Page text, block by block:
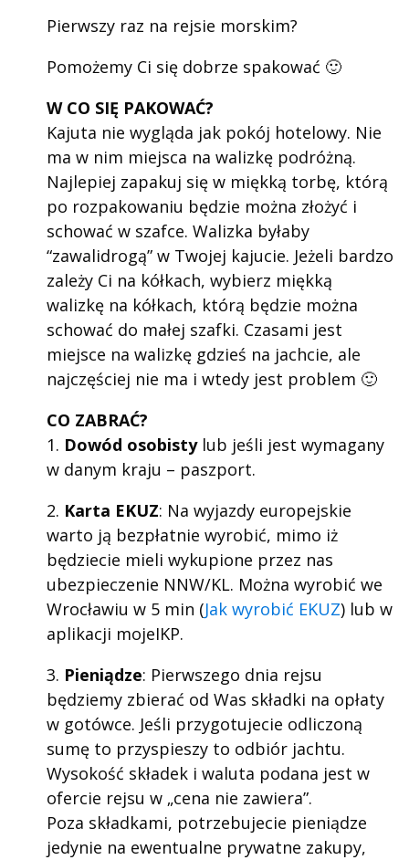
Pierwszy raz na rejsie morskim?
Pomożemy Ci się dobrze spakować 🙂
W CO SIĘ PAKOWAĆ?
Kajuta nie wygląda jak pokój hotelowy. Nie
ma w nim miejsca na walizkę podróżną.
Najlepiej zapakuj się w miękką torbę, którą
po rozpakowaniu będzie można złożyć i
schować w szafce. Walizka byłaby
“zawalidrogą” w Twojej kajucie. Jeżeli bardzo
zależy Ci na kółkach, wybierz miękką
walizkę na kółkach, którą będzie można
schować do małej szafki. Czasami jest
miejsce na walizkę gdzieś na jachcie, ale
najczęściej nie ma i wtedy jest problem 🙂
CO ZABRAĆ?
1. Dowód osobistylub jeśli jest wymagany
w danym kraju – paszport.
2. Karta EKUZ: Na wyjazdy europejskie
warto ją bezpłatnie wyrobić, mimo iż
będziecie mieli wykupione przez nas
ubezpieczenie NNW/KL. Można wyrobić we
Wrocławiu w 5 min (Jak wyrobić EKUZ) lub w
aplikacji mojeIKP.
3. Pieniądze: Pierwszego dnia rejsu
będziemy zbierać od Was składki na opłaty
w gotówce. Jeśli przygotujecie odliczoną
sumę to przyspieszy to odbiór jachtu.
Wysokość składek i waluta podana jest w
ofercie rejsu w „cena nie zawiera”.
Poza składkami, potrzebujecie pieniądze
jedynie na ewentualne prywatne zakupy,